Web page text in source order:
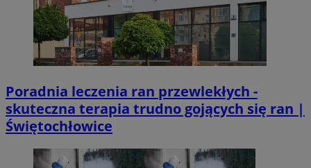
Poradnia leczenia ran przewlekłych -
skuteczna terapia trudno gojących się ran |
Świętochłowice